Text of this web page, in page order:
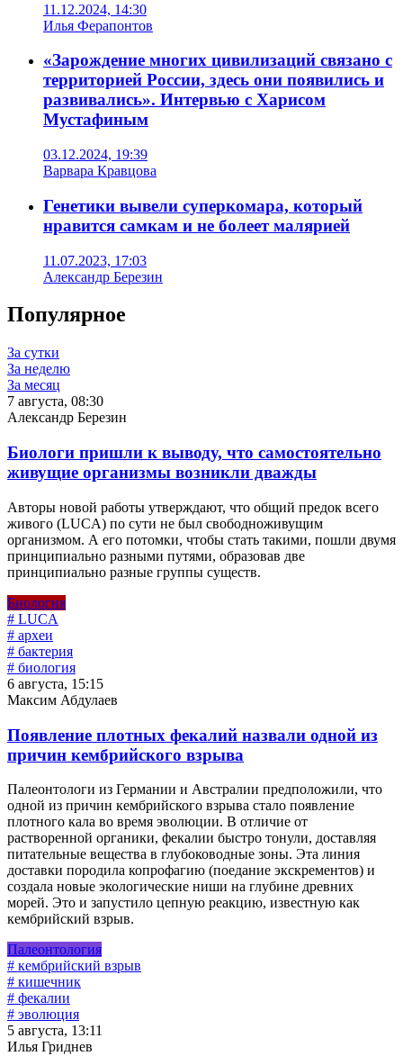
11.12.2024, 14:30
Илья Ферапонтов
«Зарождение многих цивилизаций связано с
территорией России, здесь они появились и
развивались». Интервью с Харисом
Мустафиным
03.12.2024, 19:39
Варвара Кравцова
Генетики вывели суперкомара, который
нравится самкам и не болеет малярией
11.07.2023, 17:03
Александр Березин
Популярное
За сутки
За неделю
За месяц
7 августа, 08:30
Александр Березин
Биологи пришли к выводу, что самостоятельно
живущие организмы возникли дважды
Авторы новой работы утверждают, что общий предок всего
живого (LUCA) по сути не был свободноживущим
организмом. А его потомки, чтобы стать такими, пошли двумя
принципиально разными путями, образовав две
принципиально разные группы существ.
Биология
# LUCA
# археи
# бактерия
# биология
6 августа, 15:15
Максим Абдулаев
Появление плотных фекалий назвали одной из
причин кембрийского взрыва
Палеонтологи из Германии и Австралии предположили, что
одной из причин кембрийского взрыва стало появление
плотного кала во время эволюции. В отличие от
растворенной органики, фекалии быстро тонули, доставляя
питательные вещества в глубоководные зоны. Эта линия
доставки породила копрофагию (поедание экскрементов) и
создала новые экологические ниши на глубине древних
морей. Это и запустило цепную реакцию, известную как
кембрийский взрыв.
Палеонтология
# кембрийский взрыв
# кишечник
# фекалии
# эволюция
5 августа, 13:11
Илья Гриднев